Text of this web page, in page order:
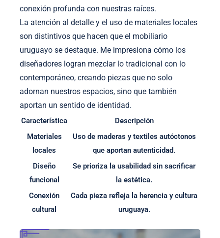
conexión profunda con nuestras raíces.
La atención al detalle y el uso de materiales locales
son distintivos que hacen que el mobiliario
uruguayo se destaque. Me impresiona cómo los
diseñadores logran mezclar lo tradicional con lo
contemporáneo, creando piezas que no solo
adornan nuestros espacios, sino que también
aportan un sentido de identidad.
Característica
Descripción
Materiales
locales
Uso de maderas y textiles autóctonos
que aportan autenticidad.
Diseño
funcional
Se prioriza la usabilidad sin sacrificar
la estética.
Conexión
cultural
Cada pieza refleja la herencia y cultura
uruguaya.